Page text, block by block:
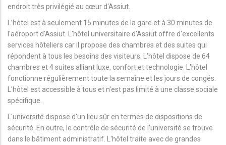
endroit très privilégié au cœur d'Assiut.
L’hôtel est à seulement 15 minutes de la gare et à 30 minutes de
l'aéroport d'Assiut. L'hôtel universitaire d'Assiut offre d'excellents
services hôteliers car il propose des chambres et des suites qui
répondent à tous les besoins des visiteurs. L'hôtel dispose de 64
chambres et 4 suites alliant luxe, confort et technologie. L'hôtel
fonctionne régulièrement toute la semaine et les jours de congés.
L'hôtel est accessible à tous et n'est pas limité à une classe sociale
spécifique.
L'université dispose d'un lieu sûr en termes de dispositions de
sécurité. En outre, le contrôle de sécurité de l'université se trouve
dans le bâtiment administratif. L'hôtel traite avec de grandes